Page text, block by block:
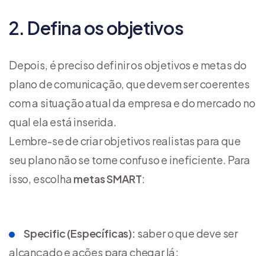
2. Defina os objetivos
Depois, é preciso definir os objetivos e metas do
plano de comunicação, que devem ser coerentes
com a situação atual da empresa e do mercado no
qual ela está inserida.
Lembre-se de criar objetivos realistas para que
seu plano não se torne confuso e ineficiente. Para
isso, escolha metas SMART:
Specific (Específicas): saber o que deve ser
alcançado e ações para chegar lá;